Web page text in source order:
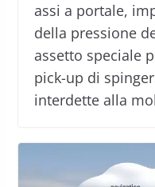
assi a portale,
della pressione
assetto speciale
pick-up di
interdette alla